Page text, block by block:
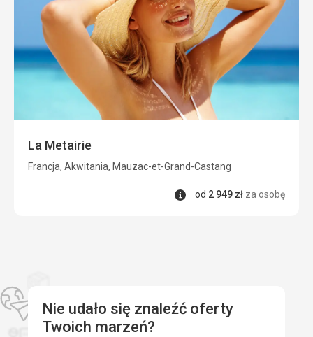
La Metairie
Francja, Akwitania, Mauzac-et-Grand-Castang
Informacje
od 2 949 zł za osobę
Nie udało się znaleźć oferty
Twoich marzeń?